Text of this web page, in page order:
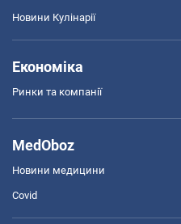
Новини Кулінарії
Економіка
Ринки та компанії
MedOboz
Новини медицини
Covid